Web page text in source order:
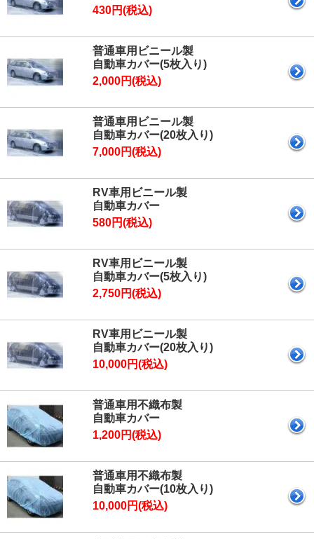
430円(税込)
普通車用ビニール製
自動車カバー(5枚入り)
2,000円(税込)
普通車用ビニール製
自動車カバー(20枚入り)
7,000円(税込)
RV車用ビニール製
自動車カバー
580円(税込)
RV車用ビニール製
自動車カバー(5枚入り)
2,750円(税込)
RV車用ビニール製
自動車カバー(20枚入り)
10,000円(税込)
普通車用不織布製
自動車カバー
1,200円(税込)
普通車用不織布製
自動車カバー(10枚入り)
10,000円(税込)